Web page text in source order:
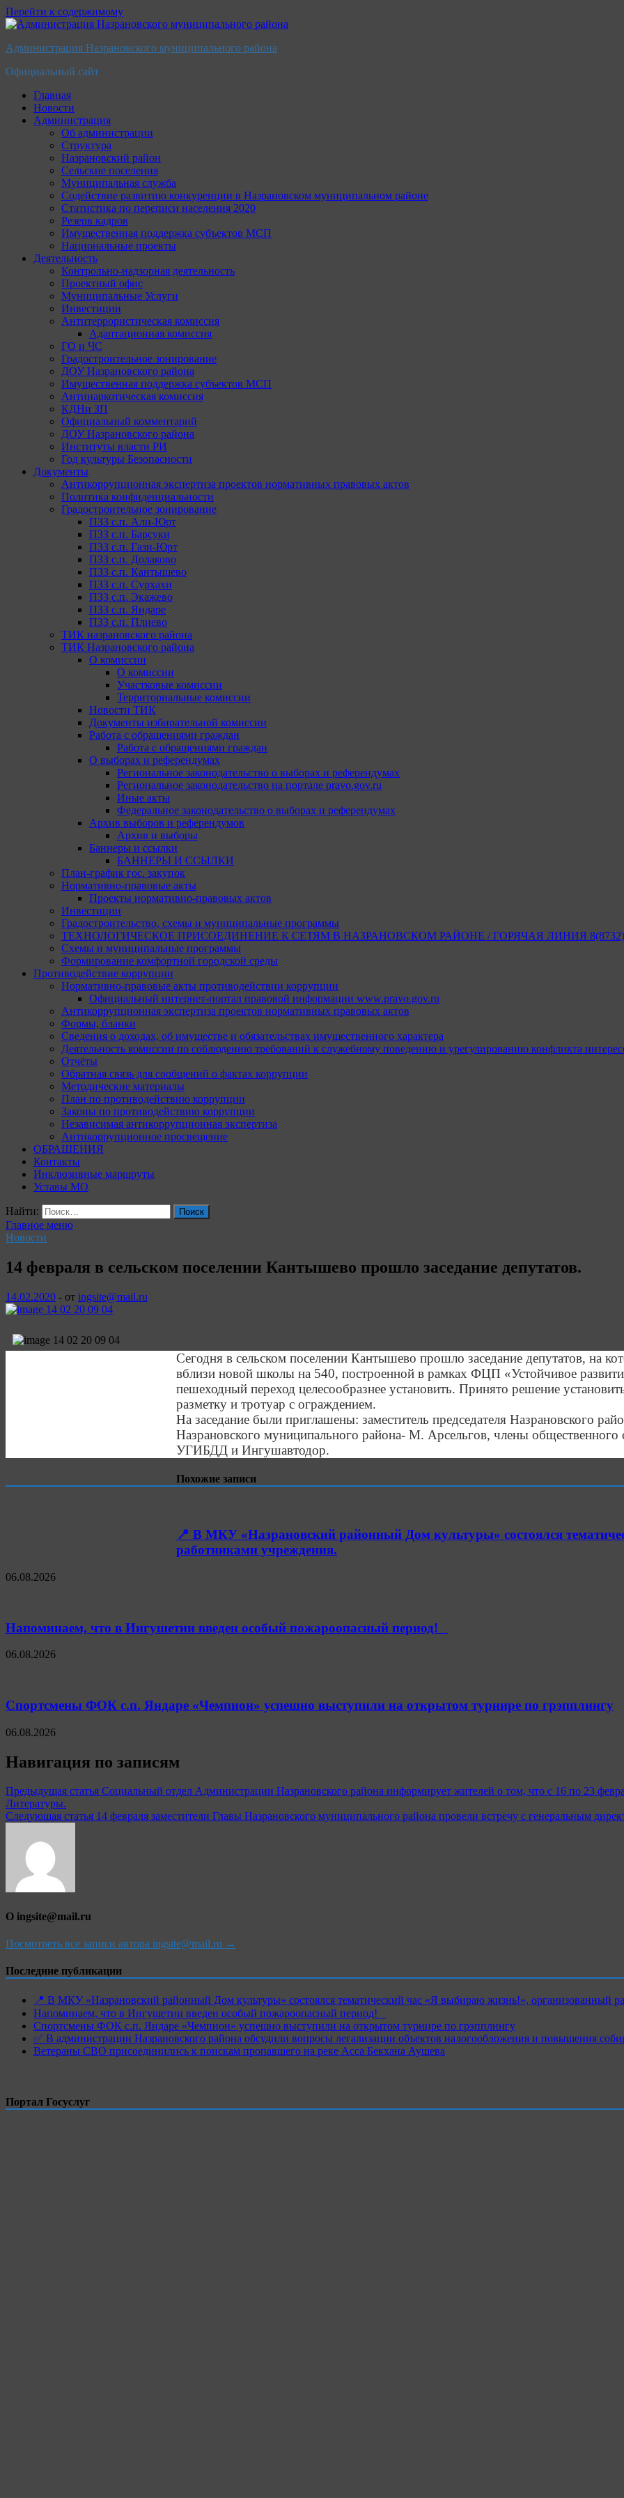
Перейти к содержимому
Администрация Назрановского муниципального района
Официальный сайт
Главная
Новости
Администрация
Об администрации
Структура
Назрановский район
Сельские поселения
Муниципальная служба
Содействие развитию конкуренции в Назрановском муниципальном районе
Статистика по переписи населения 2020
Резерв кадров
Имущественная поддержка субъектов МСП
Национальные проекты
Деятельность
Контрольно-надзорная деятельность
Проектный офис
Муниципальные Услуги
Инвестиции
Антитеррористическая комиссия
Адаптационная комиссия
ГО и ЧС
Градостроительное зонирование
ДОУ Назрановского района
Имущественная поддержка субъектов МСП
Антинаркотическая комиссия
КДНи ЗП
Официальный комментарий
ДОУ Назрановского района
Институты власти РИ
Год культуры Безопасности
Документы
Антикоррупционная экспертиза проектов нормативных правовых актов
Политика конфиденциальности
Градостроительное зонирование
ПЗЗ с.п. Али-Юрт
ПЗЗ с.п. Барсуки
ПЗЗ с.п. Гази-Юрт
ПЗЗ с.п. Долаково
ПЗЗ с.п. Кантышево
ПЗЗ с.п. Сурхахи
ПЗЗ с.п. Экажево
ПЗЗ с.п. Яндаре
ПЗЗ с.п. Плиево
ТИК назрановского района
ТИК Назрановского района
О комиссии
О комиссии
Участковые комиссии
Территориальные комиссии
Новости ТИК
Документы избирательной комиссии
Работа с обращениями граждан
Работа с обращениями граждан
О выборах и референдумах
Региональное законодательство о выборах и референдумах
Региональное законодательство на портале pravo.gov.ru
Иные акты
Федеральное законодательство о выборах и референдумах
Архив выборов и референдумов
Архив и выборы
Баннеры и ссылки
БАННЕРЫ И ССЫЛКИ
План-график гос. закупок
Нормативно-правовые акты
Проекты нормативно-правовых актов
Инвестиции
Градостроительство, схемы и муниципальные программы
ТЕХНОЛОГИЧЕСКОЕ ПРИСОЕДИНЕНИЕ К СЕТЯМ В НАЗРАНОВСКОМ РАЙОНЕ / ГОРЯЧАЯ ЛИНИЯ 8(8732)
Схемы и муниципальные программы
Формирование комфортной городской среды
Противодействие коррупции
Нормативно-правовые акты противодействии коррупции
Официальный интернет-портал правовой информации www.pravo.gov.ru
Антикоррупционная экспертиза проектов нормативных правовых актов
Формы, бланки
Сведения о доходах, об имуществе и обязательствах имущественного характера
Деятельность комиссии по соблюдению требований к служебному поведению и урегулированию конфликта
Отчёты
Обратная связь для сообщений о фактах коррупции
Методические материалы
План по противодействию коррупции
Законы по противодействию коррупции
Независимая антикоррупционная экспертиза
Антикоррупционное просвещение
ОБРАЩЕНИЯ
Контакты
Инклюзивные маршруты
Уставы МО
Найти:
Главное меню
Новости
14 февраля в сельском поселении Кантышево прошло заседание депутатов.
14.02.2020 - от ingsite@mail.ru
Сегодня в сельском поселении Кантышево прошло заседание депутатов, на
вблизи новой школы на 540, построенной в рамках ФЦП «Устойчивое
пешеходный переход целесообразнее установить. Принято решение
разметку и тротуар с ограждением.
На заседание были приглашены: заместитель председателя Назрановского
Назрановского муниципального района- М. Арсельгов, члены общественного
УГИБДД и Ингушавтодор.
Похожие записи
📍 В МКУ «Назрановский районный Дом культуры» состоялся
работниками учреждения.
06.08.2026
Напоминаем, что в Ингушетии введен особый пожароопасный период!⁣⁣⠀
06.08.2026
Спортсмены ФОК с.п. Яндаре «Чемпион» успешно выступили на открытом турнире по грэпплингу
06.08.2026
Навигация по записям
Предыдущая статья Социальный отдел Администрации Назрановского района информирует жителей о том, что с 16 по 23
Литературы.
Следующая статья 14 февраля заместители Главы Назрановского муниципального района провели встречу с генеральным
О ingsite@mail.ru
Посмотреть все записи автора ingsite@mail.ru →
Последние публикации
📍 В МКУ «Назрановский районный Дом культуры» состоялся тематический час «Я выбираю жизнь!», организованный
Напоминаем, что в Ингушетии введен особый пожароопасный период!⁣⁣⠀
Спортсмены ФОК с.п. Яндаре «Чемпион» успешно выступили на открытом турнире по грэпплингу
✅ В администрации Назрановского района обсудили вопросы легализации объектов налогообложения и повышения
Ветераны СВО присоединились к поискам пропавшего на реке Асса Бекхана Аушева
Портал Госуслуг